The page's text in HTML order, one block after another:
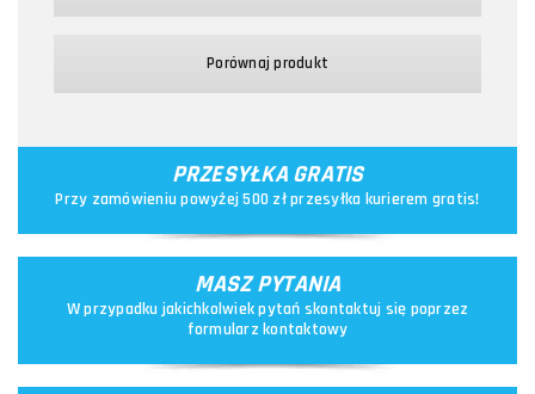
Porównaj produkt
PRZESYŁKA GRATIS
Przy zamówieniu powyżej 500 zł przesyłka kurierem gratis!
MASZ PYTANIA
W przypadku jakichkolwiek pytań skontaktuj się poprzez
formularz kontaktowy